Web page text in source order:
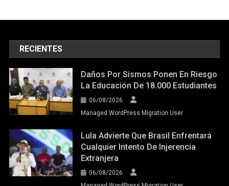
RECIENTES
Daños Por Sismos Ponen En Riesgo
La Educación De 18.000 Estudiantes
06/08/2026
Managed WordPress Migration User
Lula Advierte Que Brasil Enfrentará
Cualquier Intento De Injerencia
Extranjera
06/08/2026